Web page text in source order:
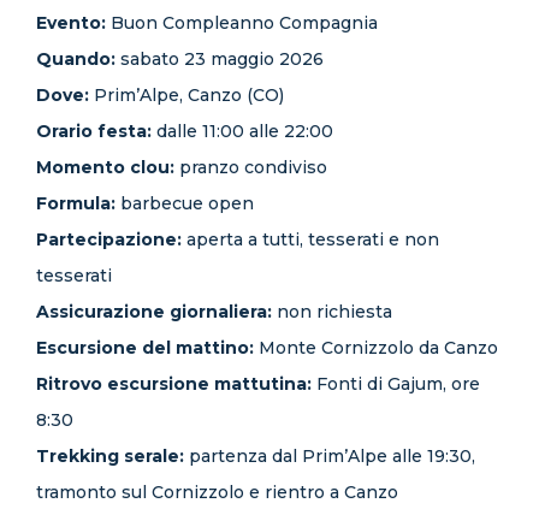
Evento: Buon Compleanno Compagnia
Quando: sabato 23 maggio 2026
Dove: Prim’Alpe, Canzo (CO)
Orario festa: dalle 11:00 alle 22:00
Momento clou: pranzo condiviso
Formula: barbecue open
Partecipazione: aperta a tutti, tesserati e non
tesserati
Assicurazione giornaliera: non richiesta
Escursione del mattino: Monte Cornizzolo da Canzo
Ritrovo escursione mattutina: Fonti di Gajum, ore
8:30
Trekking serale: partenza dal Prim’Alpe alle 19:30,
tramonto sul Cornizzolo e rientro a Canzo